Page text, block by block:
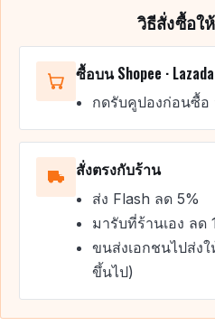
วิธีสั่งซื้อใ
ซื้อบน Shopee · Lazada
กดรับคูปองก่อนซื้อ
สั่งตรงกับร้าน
ส่ง Flash ลด 5%
มารับที่ร้านเอง ลด
ขนส่งเอกชนไปส่ง
ขึ้นไป)